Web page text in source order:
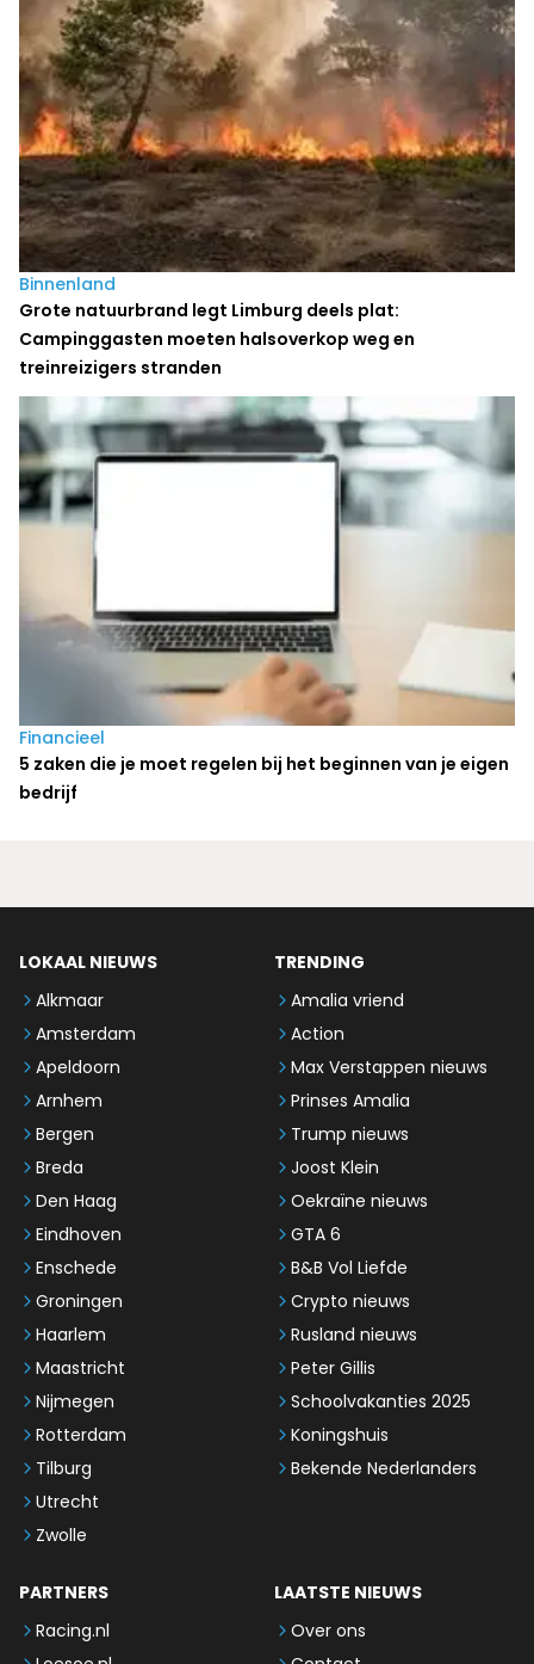
Binnenland
Grote natuurbrand legt Limburg deels plat:
Campinggasten moeten halsoverkop weg en
treinreizigers stranden
Financieel
5 zaken die je moet regelen bij het beginnen van je eigen
bedrijf
LOKAAL NIEUWS
Alkmaar
Amsterdam
Apeldoorn
Arnhem
Bergen
Breda
Den Haag
Eindhoven
Enschede
Groningen
Haarlem
Maastricht
Nijmegen
Rotterdam
Tilburg
Utrecht
Zwolle
TRENDING
Amalia vriend
Action
Max Verstappen nieuws
Prinses Amalia
Trump nieuws
Joost Klein
Oekraïne nieuws
GTA 6
B&B Vol Liefde
Crypto nieuws
Rusland nieuws
Peter Gillis
Schoolvakanties 2025
Koningshuis
Bekende Nederlanders
PARTNERS
Racing.nl
LAATSTE NIEUWS
Over ons